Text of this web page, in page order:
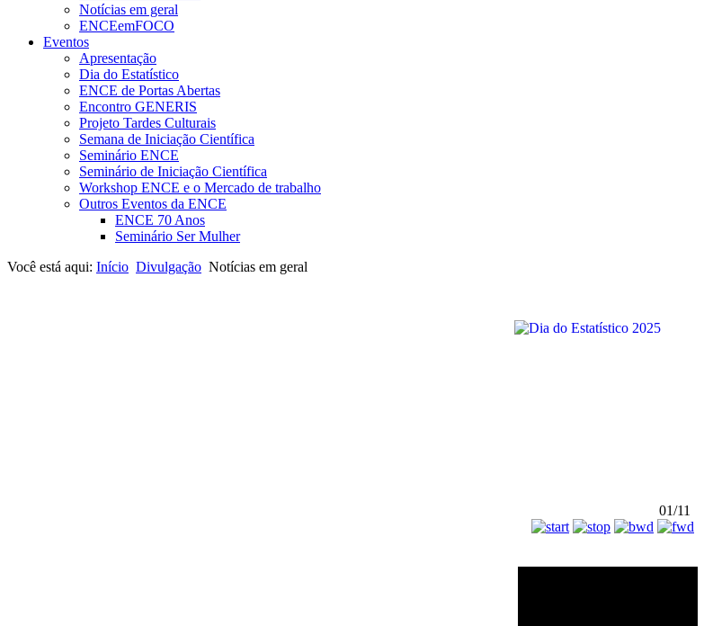
Notícias em geral
ENCEemFOCO
Eventos
Apresentação
Dia do Estatístico
ENCE de Portas Abertas
Encontro GENERIS
Projeto Tardes Culturais
Semana de Iniciação Científica
Seminário ENCE
Seminário de Iniciação Científica
Workshop ENCE e o Mercado de trabalho
Outros Eventos da ENCE
ENCE 70 Anos
Seminário Ser Mulher
Você está aqui: Início Divulgação Notícias em geral
01/11